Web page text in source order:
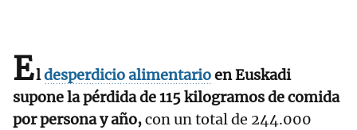
Eldesperdicio alimentarioen Euskadi
supone la pérdida de 115 kilogramos de comida
por persona y año,con un total de 244.000